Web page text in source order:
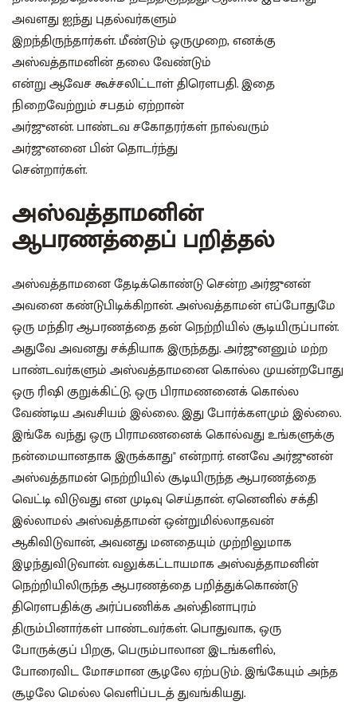
அவளது ஐந்து புதல்வர்களும்
இறந்திருந்தார்கள். மீண்டும் ஒருமுறை, எனக்கு
அஸ்வத்தாமனின் தலை வேண்டும்
என்று ஆவேச கூச்சலிட்டாள் திரௌபதி. இதை
நிறைவேற்றும் சபதம் ஏற்றான்
அர்ஜுனன். பாண்டவ சகோதரர்கள் நால்வரும்
அர்ஜுனனை பின் தொடர்ந்து
சென்றார்கள்.
அஸ்வத்தாமனின்
ஆபரணத்தைப் பறித்தல்
அஸ்வத்தாமனை தேடிக்கொண்டு சென்ற அர்ஜுனன்
அவனை கண்டுபிடிக்கிறான். அஸ்வத்தாமன் எப்போதுமே
ஒரு மந்திர ஆபரணத்தை தன் நெற்றியில் சூடியிருப்பான்.
அதுவே அவனது சக்தியாக இருந்தது. அர்ஜுனனும் மற்ற
பாண்டவர்களும் அஸ்வத்தாமனை கொல்ல முயன்றபோது
ஒரு ரிஷி குறுக்கிட்டு, ஒரு பிராமணனைக் கொல்ல
வேண்டிய அவசியம் இல்லை. இது போர்க்களமும் இல்லை.
இங்கே வந்து ஒரு பிராமணனைக் கொல்வது உங்களுக்கு
நன்மையானதாக இருக்காது" என்றார். எனவே அர்ஜுனன்
அஸ்வத்தாமன் நெற்றியில் சூடியிருந்த ஆபரணத்தை
வெட்டி விடுவது என முடிவு செய்தான். ஏனெனில் சக்தி
இல்லாமல் அஸ்வத்தாமன் ஒன்றுமில்லாதவன்
ஆகிவிடுவான், அவனது மனதையும் முற்றிலுமாக
இழந்துவிடுவான். வலுக்கட்டாயமாக அஸ்வத்தாமனின்
நெற்றியிலிருந்த ஆபரணத்தை பறித்துக்கொண்டு
திரௌபதிக்கு அர்ப்பணிக்க அஸ்தினாபுரம்
திரும்பினார்கள் பாண்டவர்கள். பொதுவாக, ஒரு
போருக்குப் பிறகு, பெரும்பாலான இடங்களில்,
போரைவிட மோசமான சூழலே ஏற்படும். இங்கேயும் அந்த
சூழலே மெல்ல வெளிப்படத் துவங்கியது.